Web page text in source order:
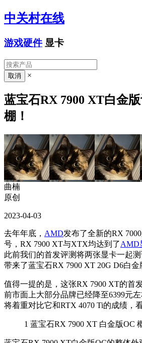
中关村在线
游戏硬件 显卡
×
蓝宝石RX 7900 XT白金
棚！
曲楠
原创
2023-04-03
去年年底， AMD发布了全新的RX
号，RX 7900 XT与XTX均达到了AMD
此前我们的首发评测将两张显卡一起
带来了蓝宝石RX 7900 XT 20G D6白金
值得一提的是，这张RX 7900 XT的首
前市面上大部分品牌已经降至6399元
将着重对比它和RTX 4070 Ti的成绩，
1 蓝宝石RX 7900 XT 白金版OC